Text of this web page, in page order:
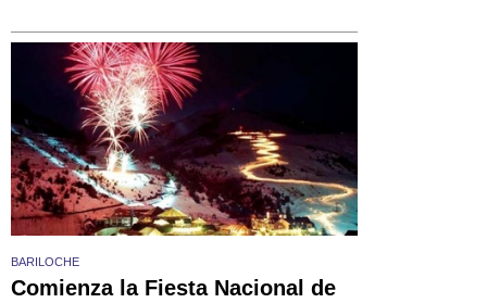
BARILOCHE
Comienza la Fiesta Nacional de